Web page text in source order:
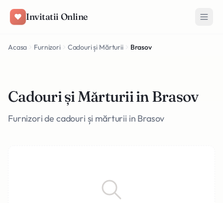
Invitatii Online
Acasa Furnizori Cadouri și Mărturii Brasov
Cadouri și Mărturii in Brasov
Furnizori de cadouri și mărturii in Brasov